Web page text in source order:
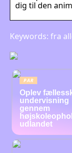
dig til den
Keywords: fra
PAR
Oplev
undervisning
gennem
udlandet